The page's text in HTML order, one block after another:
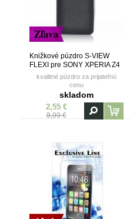
Zľava
Knižkové púzdro S-VIEW
FLEXI pre SONY XPERIA Z4
- čierne
kvalitné púzdro za prijateľnú
cenu
skladom
2,55 €
8,99 €